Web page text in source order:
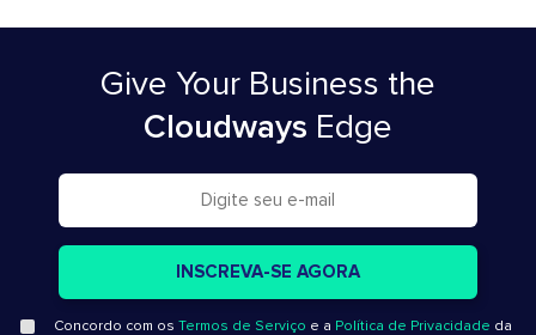
Give Your Business the
Cloudways Edge
Concordo com os Termos de Serviço e a Política de Privacidade da